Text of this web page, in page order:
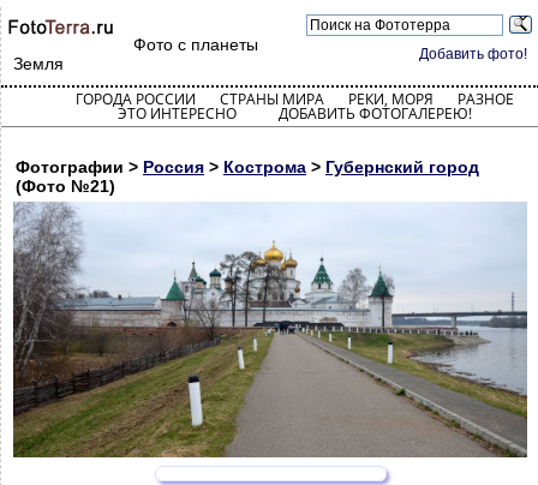
Добавить фото!
Фото с планеты
Земля
ГОРОДА РОССИИ СТРАНЫ МИРА РЕКИ, МОРЯ РАЗНОЕ
ЭТО ИНТЕРЕСНО ДОБАВИТЬ ФОТОГАЛЕРЕЮ!
Фотографии > Россия > Кострома > Губернский город
(Фото №21)